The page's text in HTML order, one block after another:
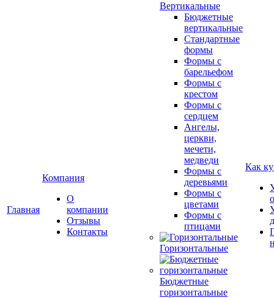
Главная
Компания
О
компании
Отзывы
Контакты
Вертикальные
Бюджетные
вертикальные
Стандартные
формы
Формы с
барельефом
Формы с
крестом
Формы с
сердцем
Ангелы,
церкви,
мечети,
медведи
Формы с
деревьями
Формы с
цветами
Формы с
птицами
Горизонтальные
Бюджетные
горизонтальные
Как